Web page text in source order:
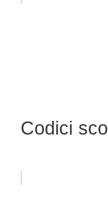
Codici